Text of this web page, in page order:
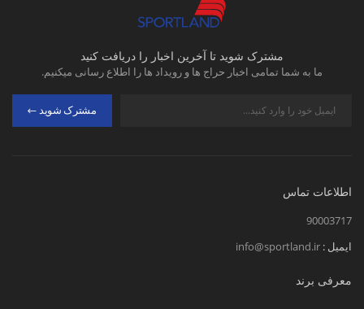
مشترک شوید تا آخرین اخبار را دریافت کنید
ما به شما تمامی اخبار حراج ها و رویداد ها را اطلاع رسانی میکنیم.
مشترک شوید
اطلاعات تماس
90003717
ایمیل : info@sportland.ir
معرفی برند